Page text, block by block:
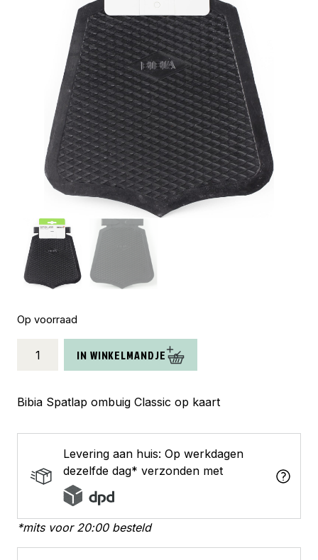
Op voorraad
spatlap
op
aantal
IN WINKELMANDJE
Bibia Spatlap ombuig Classic op kaart
Levering aan huis: Op werkdagen
dezelfde dag* verzonden met
*mits voor 20:00 besteld